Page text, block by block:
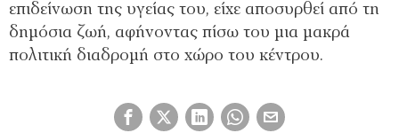
επιδείνωση της υγείας του, είχε αποσυρθεί από τη
δημόσια ζωή, αφήνοντας πίσω του μια μακρά
πολιτική διαδρομή στο χώρο του κέντρου.